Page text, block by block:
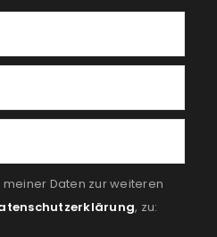
Daten zur weiteren
, zu: